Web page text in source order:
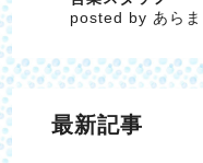
posted by あらま
最新記事